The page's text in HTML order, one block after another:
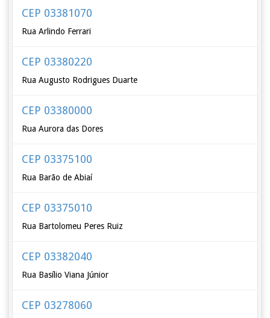
CEP 03381070
Rua Arlindo Ferrari
CEP 03380220
Rua Augusto Rodrigues Duarte
CEP 03380000
Rua Aurora das Dores
CEP 03375100
Rua Barão de Abiaí
CEP 03375010
Rua Bartolomeu Peres Ruiz
CEP 03382040
Rua Basílio Viana Júnior
CEP 03278060